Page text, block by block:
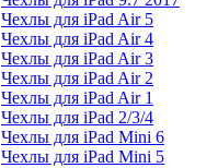
Чехлы для iPad Air 5
Чехлы для iPad Air 4
Чехлы для iPad Air 3
Чехлы для iPad Air 2
Чехлы для iPad Air 1
Чехлы для iPad 2/3/4
Чехлы для iPad Mini 6
Чехлы для iPad Mini 5